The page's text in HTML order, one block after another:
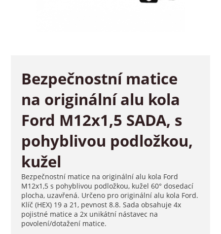
Bezpečnostní matice
na originální alu kola
Ford M12x1,5 SADA, s
pohyblivou podložkou,
kužel
Bezpečnostní matice na originální alu kola Ford
M12x1,5 s pohyblivou podložkou, kužel 60° dosedací
plocha, uzavřená. Určeno pro originální alu kola Ford.
Klíč (HEX) 19 a 21, pevnost 8.8. Sada obsahuje 4x
pojistné matice a 2x unikátní nástavec na
povolení/dotažení matice.